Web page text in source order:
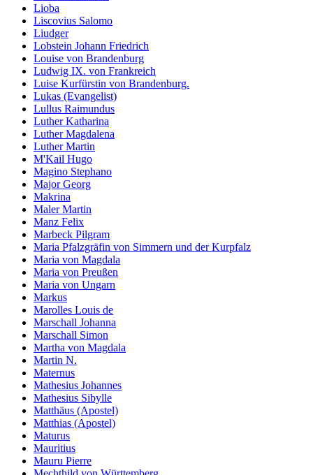
Lioba
Liscovius Salomo
Liudger
Lobstein Johann Friedrich
Louise von Brandenburg
Ludwig IX. von Frankreich
Luise Kurfürstin von Brandenburg.
Lukas (Evangelist)
Lullus Raimundus
Luther Katharina
Luther Magdalena
Luther Martin
M'Kail Hugo
Magino Stephano
Major Georg
Makrina
Maler Martin
Manz Felix
Marbeck Pilgram
Maria Pfalzgräfin von Simmern und der Kurpfalz
Maria von Magdala
Maria von Preußen
Maria von Ungarn
Markus
Marolles Louis de
Marschall Johanna
Marschall Simon
Martha von Magdala
Martin N.
Maternus
Mathesius Johannes
Mathesius Sibylle
Matthäus (Apostel)
Matthias (Apostel)
Maturus
Mauritius
Mauru Pierre